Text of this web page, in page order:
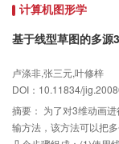
计算机图形学
基于线型草图的多源
卢涤非,张三元,叶修梓
DOI：10.11834/
摘要： 为了对3维动画
输方法，该方法可以把